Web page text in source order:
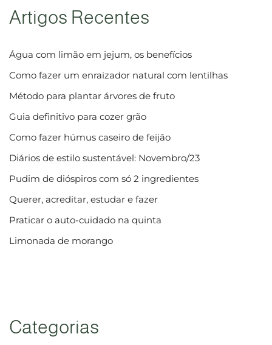
Artigos Recentes
Água com limão em jejum, os benefícios
Como fazer um enraizador natural com lentilhas
Método para plantar árvores de fruto
Guia definitivo para cozer grão
Como fazer húmus caseiro de feijão
Diários de estilo sustentável: Novembro/23
Pudim de dióspiros com só 2 ingredientes
Querer, acreditar, estudar e fazer
Praticar o auto-cuidado na quinta
Limonada de morango
Categorias